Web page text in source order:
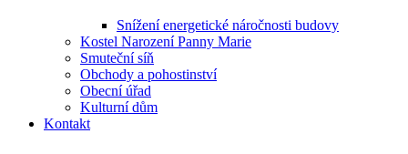
Snížení energetické náročnosti budovy
Kostel Narození Panny Marie
Smuteční síň
Obchody a pohostinství
Obecní úřad
Kulturní dům
Kontakt